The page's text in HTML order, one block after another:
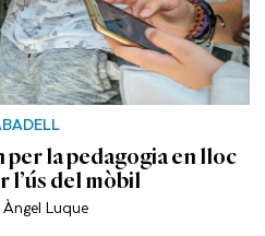
la pedagogia en lloc
l’ús del mòbil
Luque